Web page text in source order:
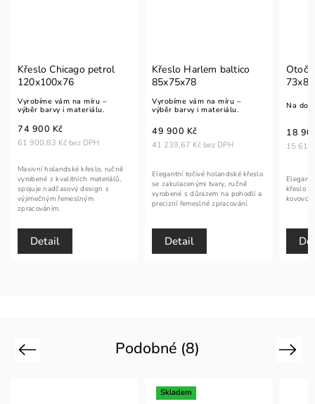
Křeslo Chicago petrol
120x100x76
Vyrobíme vám na míru –
výběr barvy i materiálu.
61 900,83 Kč bez DPH
74 900 Kč
Detail
Masivní holandské křeslo, ručně
vyrobené z kvalitních materiálů,
spojuje nadčasový design s
výjimečným řemeslným
zpracováním.
Křeslo Harlem baltico
85x75x78
Vyrobíme vám na míru –
výběr barvy i materiálu.
41 239,67 Kč bez DPH
49 900 Kč
Detail
Elegantní točivé holandské křeslo
se zakulacenými tvary, ručně
vyrobené s důrazem na pohodlí a
precizní řemeslné zpracování.
Na
15
18
křeslo
Podobné (8)
Previous
Skladem
Next